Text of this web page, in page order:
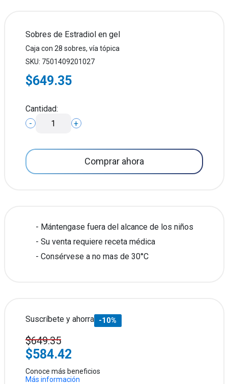
Sobres de Estradiol en gel
Caja con 28 sobres, vía tópica
SKU: 7501409201027
$649.35
Cantidad:
-
+
Comprar ahora
Mántengase fuera del alcance de los niños
Su venta requiere receta médica
Consérvese a no mas de 30°C
Suscríbete y ahorra -10%
$649.35
$584.42
Conoce más beneficios
Más información